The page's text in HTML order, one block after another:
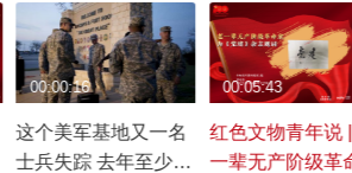
这个美军基地又一名
士兵失踪 去年至少25
00:00:16
红色文物青年说
一辈无产阶级革
00:05:43